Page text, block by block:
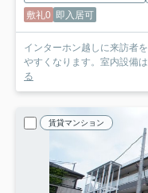
敷礼0 即入居可
インターホン越しに来訪者
やすくなります。室内設備
る
賃貸マンション